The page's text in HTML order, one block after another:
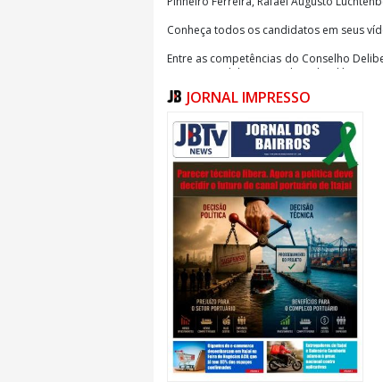
Conheça todos os candidatos em seus
Entre as competências do Conselho
interno, a elaboração do calendário
política de investimentos dos
econômica e financeira, a análise da
patrimônio do NavegantesPrev, como
de bens imóveis.
Já o Conselho Fiscal tem como
execução financeira e contábil do
balancetes e demais atos de gestão,
custeio, observar a aderência dos
sobre a prestação de contas anual e
sugerindo medidas corretivas quando
“A eleição representa um momento
gestão previdenciária municipal. Por
para a escolha dos representantes
temas fundamentais para a
NavegantesPrev”, conclui o diretor-
Texto: Maila Santos
JORNAL IMPRESSO